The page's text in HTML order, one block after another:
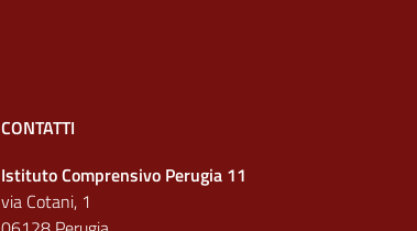
CONTATTI
Istituto Comprensivo Perugia 11
via Cotani, 1